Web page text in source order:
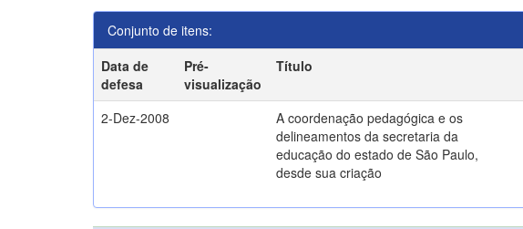
Conjunto de itens:
Data de
defesa
Pré-
visualização
Título
2-Dez-2008
A coordenação pedagógica e os
delineamentos da secretaria da
educação do estado de São Paulo,
desde sua criação